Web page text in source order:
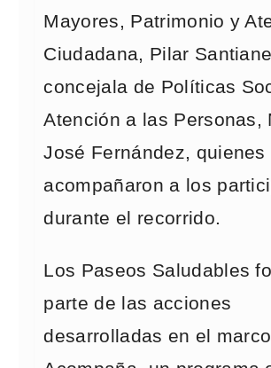
Mayores, Patrimonio y
Ciudadana, Pilar
concejala de Políticas
Atención a las Personas,
José Fernández, quienes
acompañaron a los
durante el recorrido.
Los Paseos Saludables
parte de las acciones
desarrolladas en el